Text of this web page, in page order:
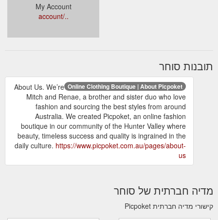
My Account
../account
תובנות סוחר
Online Clothing Boutique | About Picpoket
About Us. We’re
Mitch and Renae, a brother and sister duo who love
fashion and sourcing the best styles from around
Australia. We created Picpoket, an online fashion
boutique in our community of the Hunter Valley where
beauty, timeless success and quality is ingrained in the
daily culture.https://www.picpoket.com.au/pages/about-
us
מדיה חברתית של סוחר
קישורי מדיה חברתית Picpoket